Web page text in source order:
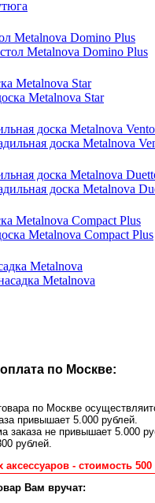
Metalnova Domino Plus
Metalnova Star
доска Metalnova
доска Metalnova
Metalnova Compact Plus
Metalnova
по Москве:
по Москве
привышает 5.000 рублей.
заказа не привышает 5.000
рублей.
- стоимость 500
Вам вручат: